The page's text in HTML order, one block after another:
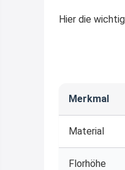
Hier die
Merkmal
Material
Florhöhe